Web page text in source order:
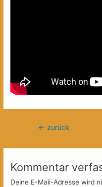
← zurück
Kommentar
Deine E-Mail-Adresse wird